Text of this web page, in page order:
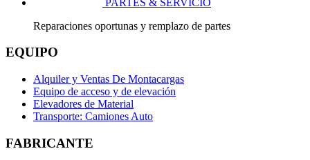
Reparaciones oportunas y remplazo de partes
EQUIPO
Alquiler y Ventas De Montacargas
Equipo de acceso y de elevación
Elevadores de Material
Transporte: Camiones Auto
FABRICANTE